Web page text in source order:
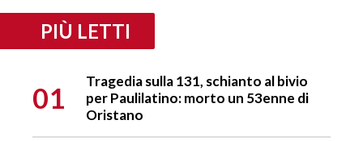
PIÙ LETTI
01
Tragedia sulla 131, schianto al bivio
per Paulilatino: morto un 53enne di
Oristano